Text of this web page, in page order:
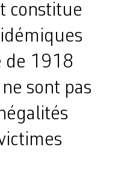
constitue
de 1918
sont pas